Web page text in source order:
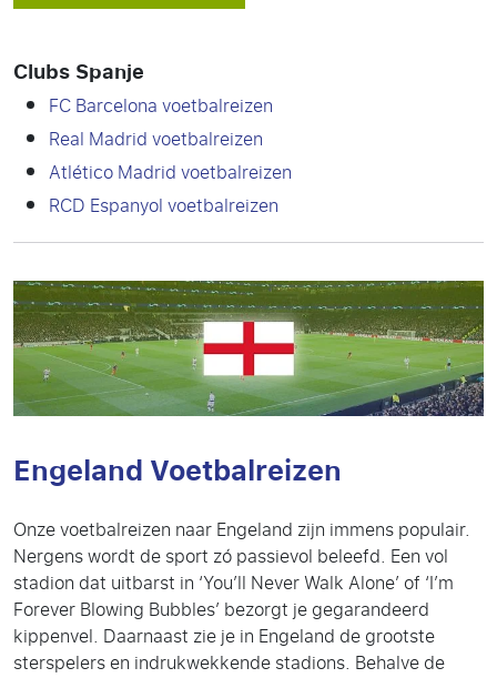
Clubs Spanje
FC Barcelona voetbalreizen
Real Madrid voetbalreizen
Atlético Madrid voetbalreizen
RCD Espanyol voetbalreizen
Engeland Voetbalreizen
Onze voetbalreizen naar Engeland zijn immens populair.
Nergens wordt de sport zó passievol beleefd. Een vol
stadion dat uitbarst in ‘You’ll Never Walk Alone’ of ‘I’m
Forever Blowing Bubbles’ bezorgt je gegarandeerd
kippenvel. Daarnaast zie je in Engeland de grootste
sterspelers en indrukwekkende stadions. Behalve de